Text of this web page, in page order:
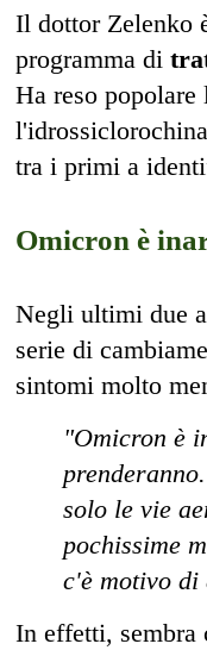
Il dottor Zelenko
programma di
Ha reso
tra i primi a
Omicron è
Negli ultimi due
serie di
sintomi molto
"Omicron è
solo le vie
pochissime
c'è motivo di
In effetti, sembra